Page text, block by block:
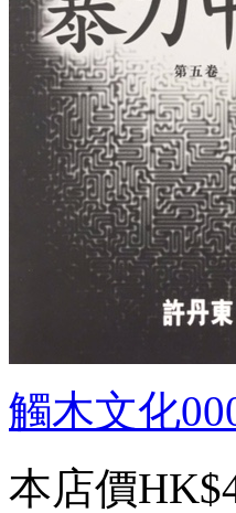
觸木文化
本店價